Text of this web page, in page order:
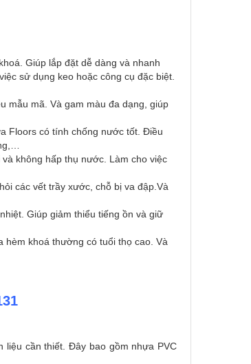
Giúp lắp đặt dễ dàng và nhanh
sử dụng keo hoặc công cụ đặc biệt.
mẫu mã. Và gam màu đa dạng, giúp
Floors có tính chống nước tốt. Điều
không hấp thụ nước. Làm cho việc
các vết trầy xước, chỗ bị va đập.Và
Giúp giảm thiểu tiếng ồn và giữ
hèm khoá thường có tuổi thọ cao. Và
liệu cần thiết. Đây bao gồm nhựa PVC